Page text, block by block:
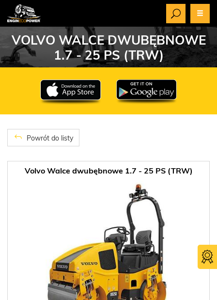
VOLVO WALCE DWUBĘBNOWE
1.7 - 25 PS (TRW)
Powrót do listy
Volvo Walce dwubębnowe 1.7 - 25 PS (TRW)